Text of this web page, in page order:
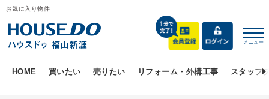
お気に入り物件
メニュー
HOME 買いたい 売りたい リフォーム・外構工事 スタッフ